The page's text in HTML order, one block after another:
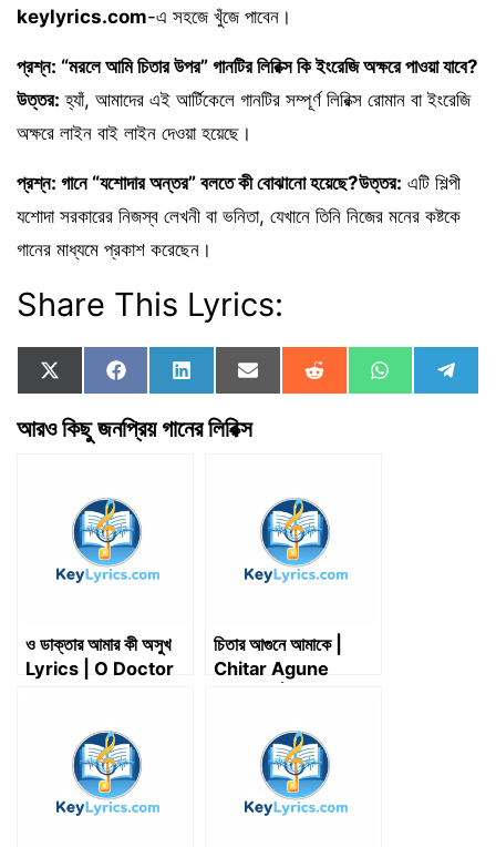
keylyrics.com-এ সহজে খুঁজে পাবেন।
প্রশ্ন: “মরলে আমি চিতার উপর” গানটির লিরিক্স কি ইংরেজি অক্ষরে পাওয়া যাবে?
উত্তর: হ্যাঁ, আমাদের এই আর্টিকেলে গানটির সম্পূর্ণ লিরিক্স রোমান বা ইংরেজি
অক্ষরে লাইন বাই লাইন দেওয়া হয়েছে।
প্রশ্ন: গানে “যশোদার অন্তর” বলতে কী বোঝানো হয়েছে?উত্তর: এটি শিল্পী
যশোদা সরকারের নিজস্ব লেখনী বা ভনিতা, যেখানে তিনি নিজের মনের কষ্টকে
গানের মাধ্যমে প্রকাশ করেছেন।
Share This Lyrics:
Share
on
X
(
T
w
Share
on
F
a
c
e
k
Share
on
L
i
k
Share
on
E
m
Share
on
R
e
Share
on
W
h
on
e
আরও কিছু জনপ্রিয় গানের লিরিক্স
ও ডাক্তার আমার কী অসুখ
Lyrics | O Doctor
চিতার আগুনে আমাকে |
Chitar Agune